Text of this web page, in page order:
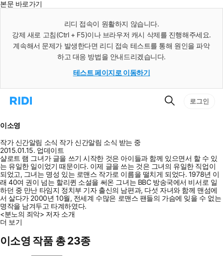
본문 바로가기
리디 접속이 원활하지 않습니다.
강제 새로 고침(Ctrl + F5)이나 브라우저 캐시 삭제를 진행해주세요.
계속해서 문제가 발생한다면 리디 접속 테스트를 통해 원인을 파악
하고 대응 방법을 안내드리겠습니다.
테스트 페이지로 이동하기
리
으
로
이
동
검
로그인
이소영
작가 신간알림 소식 작가 신간알림 소식 받는 중
2015.01.15. 업데이트
샬로트 램 그녀가 글을 쓰기 시작한 것은 아이들과 함께 있으면서 할 수 있
는 유일한 일이었기 때문이다. 이제 글을 쓰는 것은 그녀의 유일한 직업이
되었고, 그녀는 명성 있는 로맨스 작가로 이름을 떨치게 되었다. 1978년 이
래 40여 권이 넘는 할리퀸 소설을 써온 그녀는 BBC 방송국에서 비서로 일
하던 중 만난 타임지 정치부 기자 출신의 남편과, 다섯 자녀와 함께 맨섬에
서 살다가 2000년 10월, 전세계 수많은 로맨스 팬들의 가슴에 잊을 수 없는
명작을 남겨두고 타계하였다.
<분노의 죄악> 저자 소개
더 보기
이소영 작품 총 23종